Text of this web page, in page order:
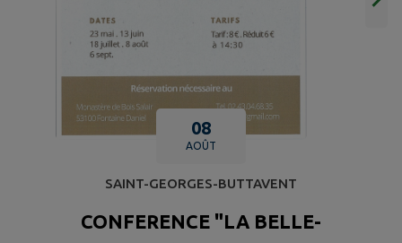
08
AOÛT
SAINT-GEORGES-BUTTAVENT
CONFERENCE "LA BELLE-